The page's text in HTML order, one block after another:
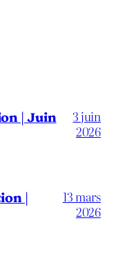
| Juin
3 juin
2026
|
13 mars
2026